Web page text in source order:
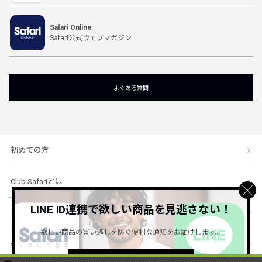
Safari Online
Safari公式ウェブマガジン
よくある質問
初めての方
Club Safariとは
ショッピングガイド
会社概要・規約
LINE ID連携で欲しい商品を見逃さない！
欲しい商品の買い逃しを防ぐ便利な通知をお届けします。